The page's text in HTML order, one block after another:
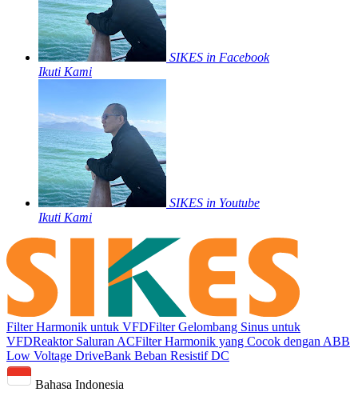
SIKES in Facebook
Ikuti Kami
SIKES in Youtube
Ikuti Kami
Filter Harmonik untuk VFDFilter Gelombang Sinus untuk
VFDReaktor Saluran ACFilter Harmonik yang Cocok dengan ABB
Low Voltage DriveBank Beban Resistif DC
Bahasa Indonesia